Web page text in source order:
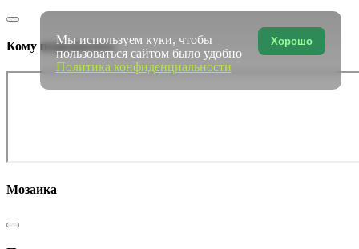
Кому понравилось
Мозаика
Хорошо
Мы используем куки, чтобы
пользоваться сайтом было удобно
Политика конфиденциальности